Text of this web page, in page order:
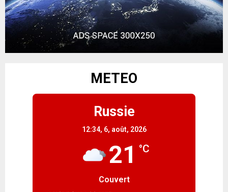
METEO
Russie
12:34, 6, août, 2026
21 °C
Couvert